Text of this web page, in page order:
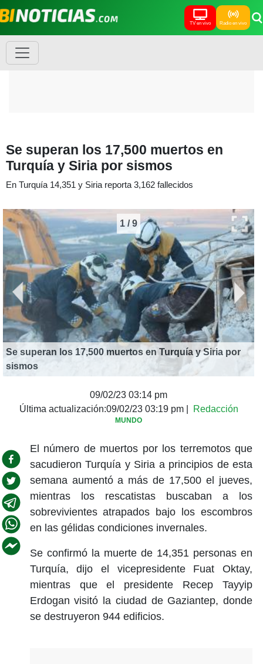
TV en vivo Radio en vivo
Se superan los 17,500 muertos en
Turquía y Siria por sismos
En Turquía 14,351 y Siria reporta 3,162 fallecidos
Se superan los 17,500 muertos en Turquía y Siria por
sismos
1 /9
09/02/23 03:14 pm
Última actualización:09/02/23 03:19 pm| Redacción
MUNDO
El número de muertos por los terremotos que
sacudieron Turquía y Siria a principios de esta
semana aumentó a más de 17,500 el jueves,
mientras los rescatistas buscaban a los
sobrevivientes atrapados bajo los escombros
en las gélidas condiciones invernales.
Se confirmó la muerte de 14,351 personas en
Turquía, dijo el vicepresidente Fuat Oktay,
mientras que el presidente Recep Tayyip
Erdogan visitó la ciudad de Gaziantep, donde
se destruyeron 944 edificios.